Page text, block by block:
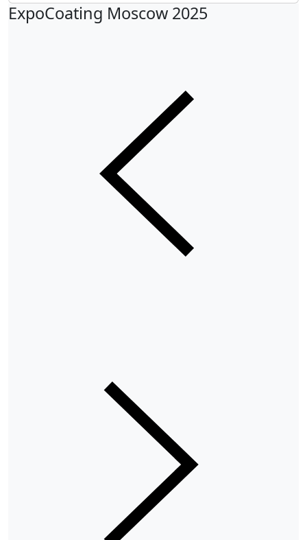
ExpoCoating Moscow 2025